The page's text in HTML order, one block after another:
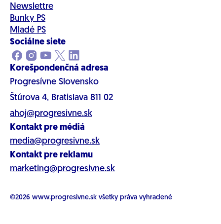
Newslettre
Bunky PS
Mladé PS
Sociálne siete
Korešpondenčná adresa
Progresívne Slovensko
Štúrova 4, Bratislava 811 02
ahoj@progresivne.sk
Kontakt pre médiá
media@progresivne.sk
Kontakt pre reklamu
marketing@progresivne.sk
©2026 www.progresivne.sk všetky práva vyhradené